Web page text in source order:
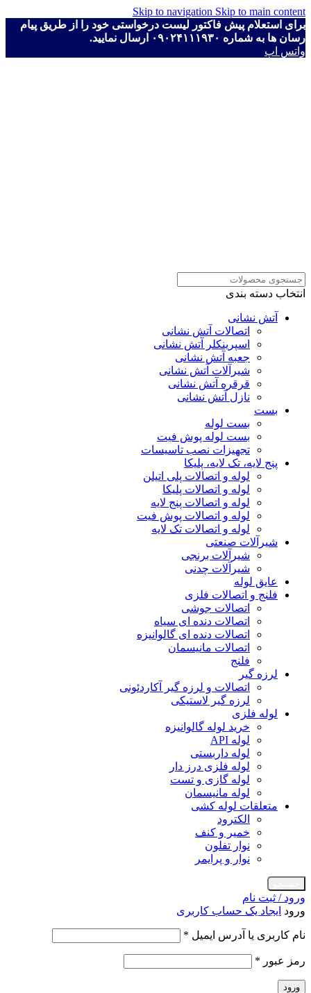
Skip to navigation Skip to main content
برای استعلام پیش فاکتور لیست درخواستی خود را از طریق پیام
رسان ها به شماره ۰۹۰۲۴۱۱۱۹۳۰ ارسال نمایید.
واتس اپ
انتخاب دسته بندی
آتش نشانی
اتصالات آتش نشانی
اسپرینکلر آتش نشانی
جعبه آتش نشانی
شیرآلات آتش نشانی
قرقره آتش نشانی
نازل آتش نشانی
بست
بست لوله
بست لوله پوش فیت
تجهیزات نصب تاسیسات
پنج لایه، تک لایه، پلیکا
لوله و اتصالات پلی اتیلن
لوله و اتصالات پلیکا
لوله و اتصالات پنج لایه
لوله و اتصالات پوش فیت
لوله و اتصالات تک لایه
شیرآلات صنعتی
شیرآلات برنجی
شیرآلات چدنی
عایق لوله
فلنج و اتصالات فلزی
اتصالات جوشی
اتصالات دنده ای سیاه
اتصالات دنده ای گالوانیزه
اتصالات مانیسمان
فلنج
لرزه گیر
اتصالات و لرزه گیر آکاردئونی
لرزه گیر لاستیکی
لوله فلزی
خرید لوله گالوانیزه
لوله API
لوله داربستی
لوله فلزی درز دار
لوله گازی و تست
لوله مانیسمان
متعلقات لوله کشی
الکترود
خمیر و کنف
نوار تفلون
نوار و پرایمر
ورود / ثبت نام
ورود ایجاد یک حساب کاربری
نام کاربری یا آدرس ایمیل *
رمز عبور *
ورود